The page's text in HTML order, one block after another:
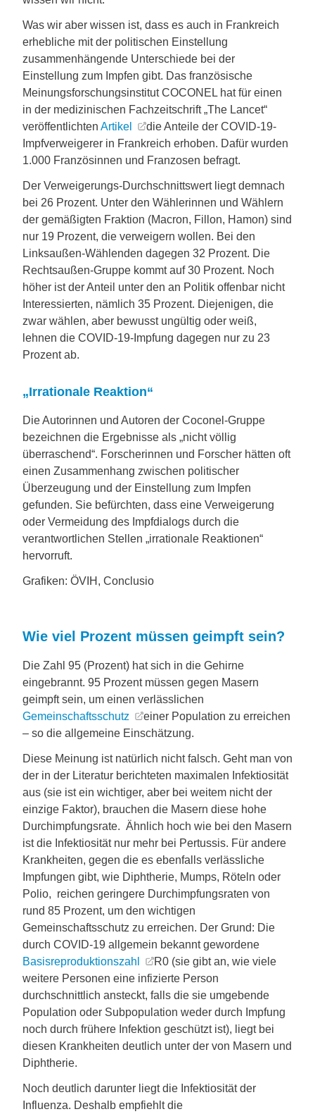
Was wir aber wissen ist, dass es auch in Frankreich
erhebliche mit der politischen Einstellung
zusammenhängende Unterschiede bei der
Einstellung zum Impfen gibt. Das französische
Meinungsforschungsinstitut COCONEL hat für einen
in der medizinischen Fachzeitschrift „The Lancet“
veröffentlichten Artikel
die Anteile der COVID-19-
Impfverweigerer in Frankreich erhoben. Dafür wurden
1.000 Französinnen und Franzosen befragt.
Der Verweigerungs-Durchschnittswert liegt demnach
bei 26 Prozent. Unter den Wählerinnen und Wählern
der gemäßigten Fraktion (Macron, Fillon, Hamon) sind
nur 19 Prozent, die verweigern wollen. Bei den
Linksaußen-Wählenden dagegen 32 Prozent. Die
Rechtsaußen-Gruppe kommt auf 30 Prozent. Noch
höher ist der Anteil unter den an Politik offenbar nicht
Interessierten, nämlich 35 Prozent. Diejenigen, die
zwar wählen, aber bewusst ungültig oder weiß,
lehnen die COVID-19-Impfung dagegen nur zu 23
Prozent ab.
„Irrationale Reaktion“
Die Autorinnen und Autoren der Coconel-Gruppe
bezeichnen die Ergebnisse als „nicht völlig
überraschend“. Forscherinnen und Forscher hätten oft
einen Zusammenhang zwischen politischer
Überzeugung und der Einstellung zum Impfen
gefunden. Sie befürchten, dass eine Verweigerung
oder Vermeidung des Impfdialogs durch die
verantwortlichen Stellen „irrationale Reaktionen“
hervorruft.
Grafiken: ÖVIH, Conclusio
Wie viel Prozent müssen geimpft sein?
Die Zahl 95 (Prozent) hat sich in die Gehirne
eingebrannt. 95 Prozent müssen gegen Masern
geimpft sein, um einen verlässlichen
Gemeinschaftsschutz
einer Population zu erreichen
– so die allgemeine Einschätzung.
Diese Meinung ist natürlich nicht falsch. Geht man von
der in der Literatur berichteten maximalen Infektiosität
aus (sie ist ein wichtiger, aber bei weitem nicht der
einzige Faktor), brauchen die Masern diese hohe
Durchimpfungsrate. Ähnlich hoch wie bei den Masern
ist die Infektiosität nur mehr bei Pertussis. Für andere
Krankheiten, gegen die es ebenfalls verlässliche
Impfungen gibt, wie Diphtherie, Mumps, Röteln oder
Polio, reichen geringere Durchimpfungsraten von
rund 85 Prozent, um den wichtigen
Gemeinschaftsschutz zu erreichen. Der Grund: Die
durch COVID-19 allgemein bekannt gewordene
Basisreproduktionszahl
R0 (sie gibt an, wie viele
weitere Personen eine infizierte Person
durchschnittlich ansteckt, falls die sie umgebende
Population oder Subpopulation weder durch Impfung
noch durch frühere Infektion geschützt ist), liegt bei
diesen Krankheiten deutlich unter der von Masern und
Diphtherie.
Noch deutlich darunter liegt die Infektiosität der
Influenza. Deshalb empfiehlt die